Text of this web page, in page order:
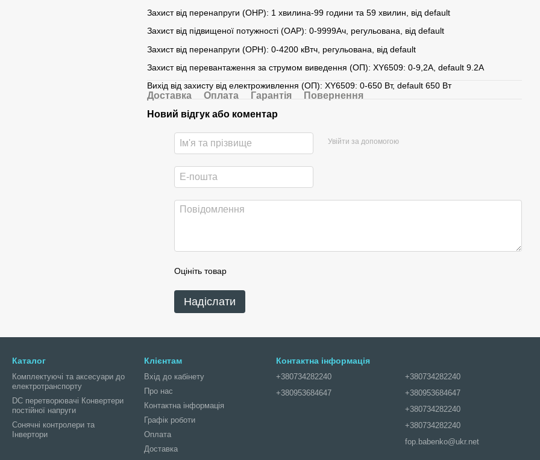
Захист від перенапруги (ОНР): 1 хвилина-99 години та 59 хвилин, від default
Захист від підвищеної потужності (ОАР): 0-9999Ач, регульована, від default
Захист від перенапруги (ОРН): 0-4200 кВтч, регульована, від default
Захист від перевантаження за струмом виведення (ОП): XY6509: 0-9,2A, default 9.2A
Вихід від захисту від електроживлення (ОП): XY6509: 0-650 Вт, default 650 Вт
Доставка Оплата Гарантія
Повернення
Новий відгук або коментар
Увійти за допомогою
Оцініть товар
Надіслати
Каталог
Комплектуючі та аксесуари до
електротранспорту
DC перетворювачі Конвертери
постійної напруги
Сонячні контролери та
Інвертори
Клієнтам
Вхід до кабінету
Про нас
Контактна інформація
Графік роботи
Оплата
Доставка
Контактна інформація
+380734282240
+380953684647
+380734282240
+380953684647
+380734282240
+380734282240
fop.babenko@ukr.net